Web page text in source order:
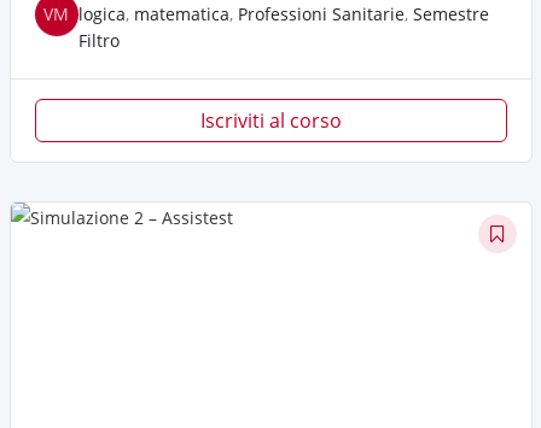
VM logica, matematica, Professioni Sanitarie, Semestre
Filtro
Iscriviti al corso